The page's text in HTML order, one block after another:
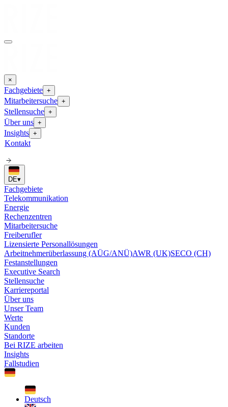
×
Fachgebiete +
Mitarbeitersuche +
Stellensuche +
Über uns +
Insights +
Kontakt
DE▾
Fachgebiete
Telekommunikation
Energie
Rechenzentren
Mitarbeitersuche
Freiberufler
Lizensierte Personallösungen
Arbeitnehmerüberlassung (AÜG/ANÜ)AWR (UK)SECO (CH)
Festanstellungen
Executive Search
Stellensuche
Karriereportal
Über uns
Unser Team
Werte
Kunden
Standorte
Bei RIZE arbeiten
Insights
Fallstudien
Deutsch